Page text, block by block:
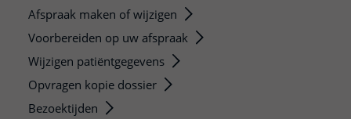
Afspraak maken of wijzigen
Voorbereiden op uw afspraak
Wijzigen patiëntgegevens
Opvragen kopie dossier
Bezoektijden